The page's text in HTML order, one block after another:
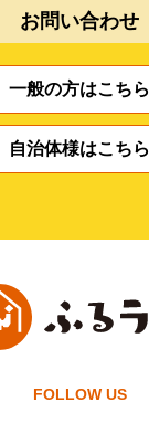
お問い合わせ
一般の方はこちら
自治体様はこちら
FOLLOW US